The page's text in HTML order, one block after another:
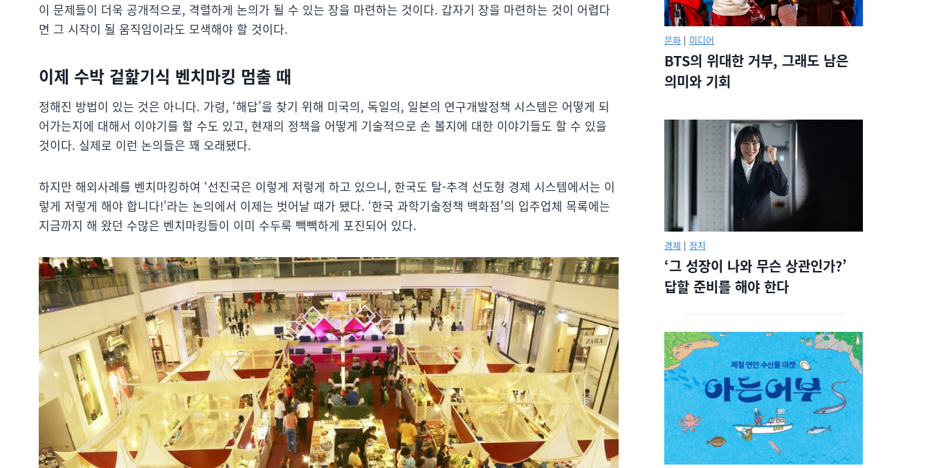
이 문제들이 더욱 공개적으로, 격렬하게 논의가 될 수 있는 장을 마련하는 것이다. 갑자기 장을 마련하는 것이 어렵다
면 그 시작이 될 움직임이라도 모색해야 할 것이다.
이제 수박 겉핥기식 벤치마킹 멈출 때
정해진 방법이 있는 것은 아니다. 가령, ‘해답’을 찾기 위해 미국의, 독일의, 일본의 연구개발정책 시스템은 어떻게 되
어가는지에 대해서 이야기를 할 수도 있고, 현재의 정책을 어떻게 기술적으로 손 볼지에 대한 이야기들도 할 수 있을
것이다. 실제로 이런 논의들은 꽤 오래됐다.
하지만 해외사례를 벤치마킹하여 ‘선진국은 이렇게 저렇게 하고 있으니, 한국도 탈-추격 선도형 경제 시스템에서는 이
렇게 저렇게 해야 합니다!’라는 논의에서 이제는 벗어날 때가 됐다. ‘한국 과학기술정책 백화점’의 입주업체 목록에는
지금까지 해 왔던 수많은 벤치마킹들이 이미 수두룩 빽빽하게 포진되어 있다.
문화 | 미디어
BTS의 위대한 거부, 그래도 남은
의미와 기회
경제 | 정치
‘그 성장이 나와 무슨 상관인가?’
답할 준비를 해야 한다